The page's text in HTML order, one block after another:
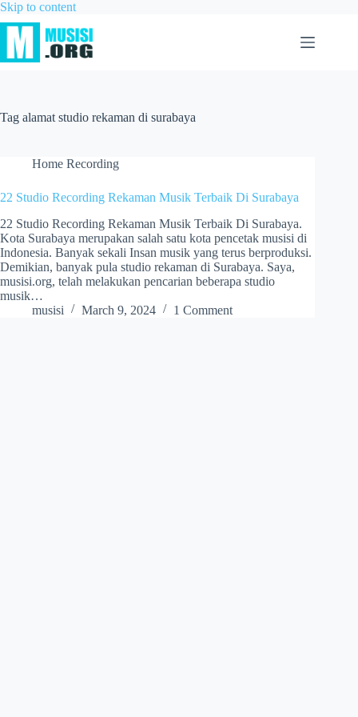
Skip to content
Tag alamat studio rekaman di surabaya
Home Recording
22 Studio Recording Rekaman Musik Terbaik Di Surabaya
22 Studio Recording Rekaman Musik Terbaik Di Surabaya.
Kota Surabaya merupakan salah satu kota pencetak musisi di
Indonesia. Banyak sekali Insan musik yang terus berproduksi.
Demikian, banyak pula studio rekaman di Surabaya. Saya,
musisi.org, telah melakukan pencarian beberapa studio
musik…
musisi
March 9, 2024 1 Comment